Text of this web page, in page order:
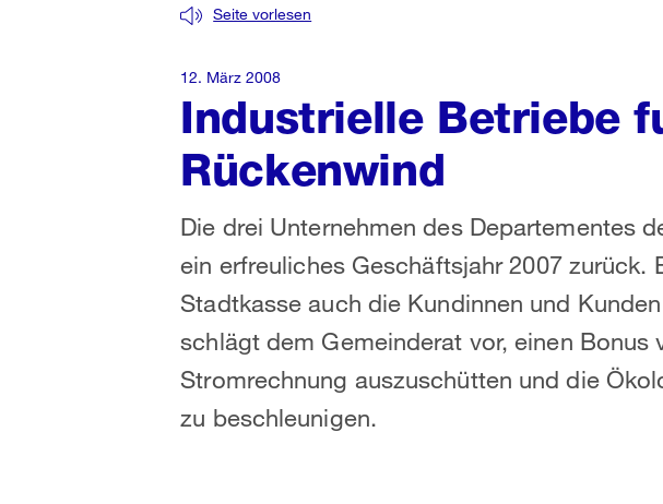
Industrielle Betriebe
Rückenwind
Seite vorlesen
Die drei Unternehmen des Departementes
ein erfreuliches Geschäftsjahr 2007 zurück.
Stadtkasse auch die Kundinnen und
schlägt dem Gemeinderat vor, einen Bonus
Stromrechnung auszuschütten und die
zu beschleunigen.
12. März 2008